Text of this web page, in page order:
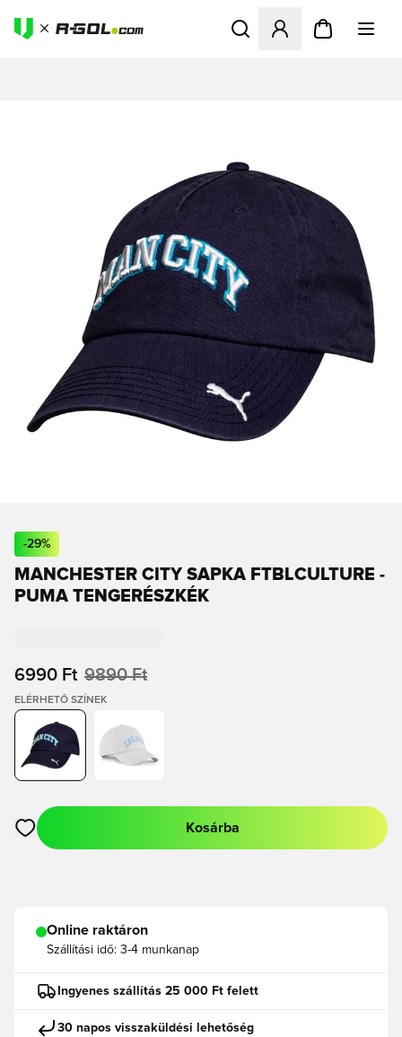
Megnyit egy modált a
-29%
MANCHESTER CITY SAPKA FTBLCULTURE -
PUMA TENGERÉSZKÉK
6990 Ft 9890 Ft
ELÉRHETŐ SZÍNEK
Megnyit egy modált a bejelentkezéshez vagy a tagként való
Kosárba
Online raktáron
Szállítási idő: 3-4 munkanap
Ingyenes szállítás 25 000 Ft felett
30 napos visszaküldési lehetőség